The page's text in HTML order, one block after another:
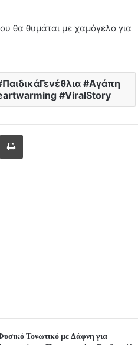
θα θυμάται με χαμόγελο για
#Αγάπη
#ViralStory
via Email Print
Τονωτικό με Δάφνη για